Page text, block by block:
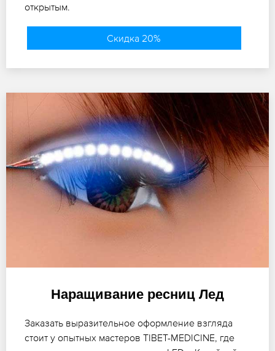
открытым.
Скидка 20%
Наращивание ресниц Лед
Заказать выразительное оформление взгляда
стоит у опытных мастеров TIBET-MEDICINE, где